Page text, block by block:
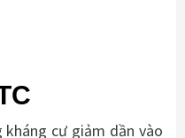
kháng cự giảm dần vào